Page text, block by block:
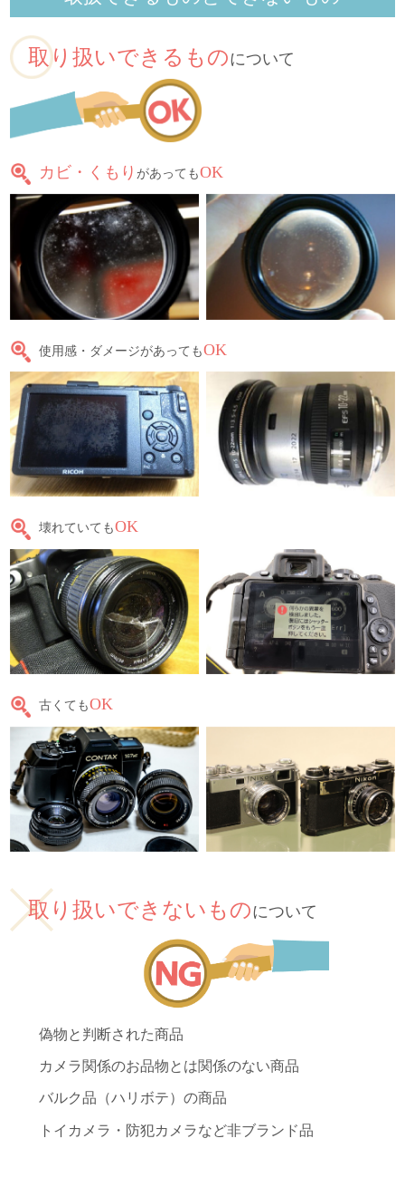
取り扱いできるものについて
カビ・くもり があってもOK
使用感・ダメージがあってもOK
壊れていてもOK
古くてもOK
取り扱いできないものについて
偽物と判断された商品
カメラ関係のお品物とは関係のない商品
バルク品（ハリボテ）の商品
トイカメラ・防犯カメラなど非ブランド品